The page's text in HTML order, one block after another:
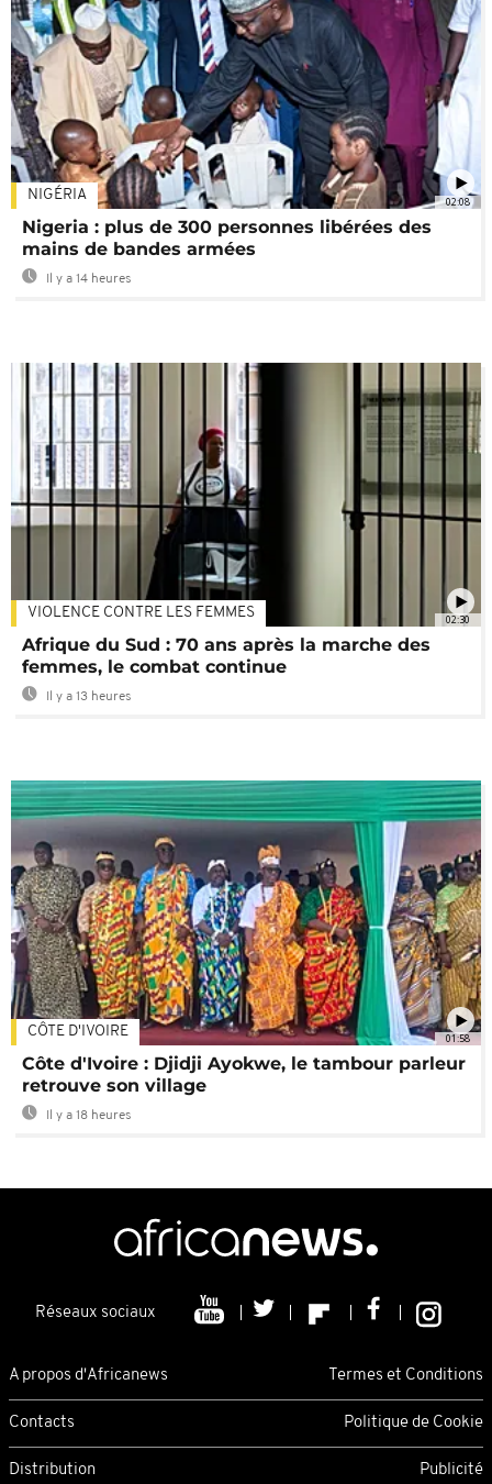
02:08
NIGÉRIA
Nigeria : plus de 300 personnes libérées des
mains de bandes armées
Il y a 14 heures
02:30
VIOLENCE CONTRE LES FEMMES
Afrique du Sud : 70 ans après la marche des
femmes, le combat continue
Il y a 13 heures
01:58
CÔTE D'IVOIRE
Côte d'Ivoire : Djidji Ayokwe, le tambour parleur
retrouve son village
Il y a 18 heures
Réseaux sociaux
A propos d'Africanews Termes et Conditions
Contacts Politique de Cookie
Distribution Publicité